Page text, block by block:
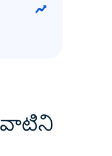
వాటిని